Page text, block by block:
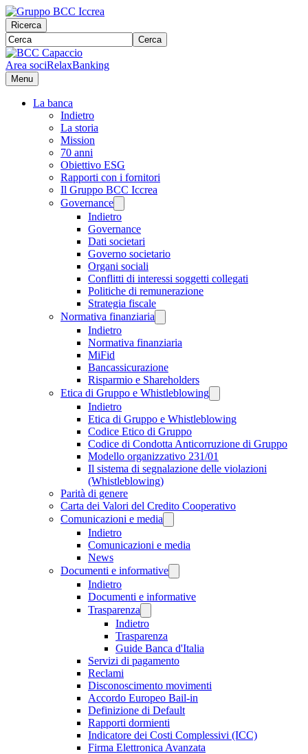
Ricerca
Cerca
Area sociRelaxBanking
Menu
La banca
Indietro
La storia
Mission
70 anni
Obiettivo ESG
Rapporti con i fornitori
Il Gruppo BCC Iccrea
Governance
Indietro
Governance
Dati societari
Governo societario
Organi sociali
Conflitti di interessi soggetti collegati
Politiche di remunerazione
Strategia fiscale
Normativa finanziaria
Indietro
Normativa finanziaria
MiFid
Bancassicurazione
Risparmio e Shareholders
Etica di Gruppo e Whistleblowing
Indietro
Etica di Gruppo e Whistleblowing
Codice Etico di Gruppo
Codice di Condotta Anticorruzione di Gruppo
Modello organizzativo 231/01
Il sistema di segnalazione delle violazioni
(Whistleblowing)
Parità di genere
Carta dei Valori del Credito Cooperativo
Comunicazioni e media
Indietro
Comunicazioni e media
News
Documenti e informative
Indietro
Documenti e informative
Trasparenza
Indietro
Trasparenza
Guide Banca d'Italia
Servizi di pagamento
Reclami
Disconoscimento movimenti
Accordo Europeo Bail-in
Definizione di Default
Rapporti dormienti
Indicatore dei Costi Complessivi (ICC)
Firma Elettronica Avanzata